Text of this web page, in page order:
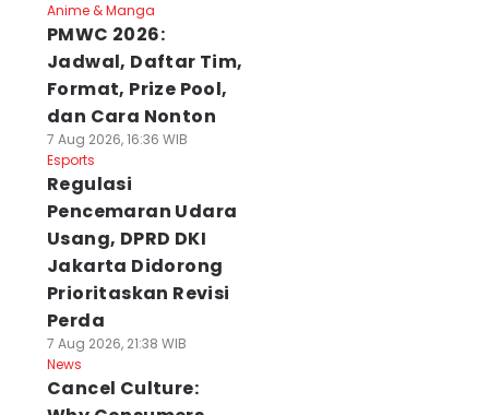
Anime & Manga
PMWC 2026:
Jadwal, Daftar Tim,
Format, Prize Pool,
dan Cara Nonton
7 Aug 2026, 16:36 WIB
Esports
Regulasi
Pencemaran Udara
Usang, DPRD DKI
Jakarta Didorong
Prioritaskan Revisi
Perda
7 Aug 2026, 21:38 WIB
News
Cancel Culture: